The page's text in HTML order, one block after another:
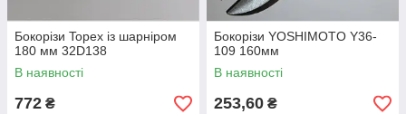
Бокорізи Topex із шарніром
180 мм 32D138
В наявності
772 ₴
Бокорізи YOSHIMOTO Y36-
109 160мм
В наявності
253,60 ₴